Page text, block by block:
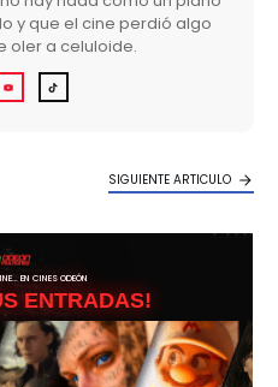
y que el cine perdió algo
oler a celuloide.
SIGUIENTE ARTICULO
EN CINES ODEÓN
ENTRADAS!